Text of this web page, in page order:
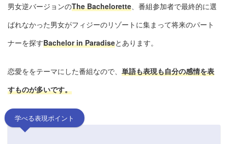
男女逆バージョンのThe Bachelorette、番組参加者で最終的に選
ばれなかった男女がフィジーのリゾートに集まって将来のパート
ナーを探すBachelor in Paradiseとあります。
恋愛ををテーマにした番組なので、 単語も表現も自分の感情を表
すものが多いです。
学べる表現ポイント